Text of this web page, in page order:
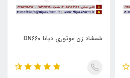
شمشاد زن موتوری دیانا DN660